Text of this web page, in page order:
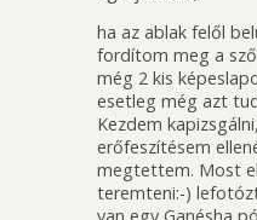
ha az ablak felől
fordítom meg a
még 2 kis
esetleg még azt
Kezdem
erőfeszítésem
megtettem. Most
teremteni:-)